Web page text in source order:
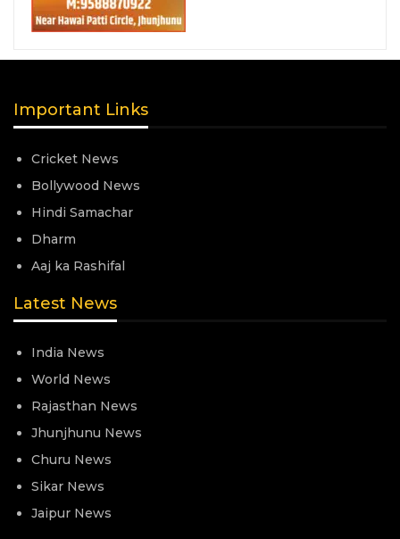
Important Links
Cricket News
Bollywood News
Hindi Samachar
Dharm
Aaj ka Rashifal
Latest News
India News
World News
Rajasthan News
Jhunjhunu News
Churu News
Sikar News
Jaipur News